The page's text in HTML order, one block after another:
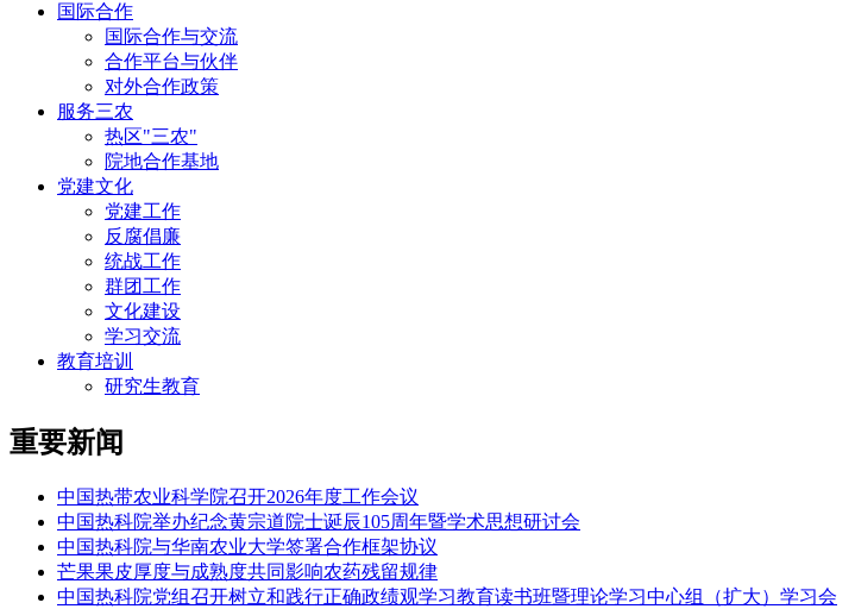
国际合作
国际合作与交流
合作平台与伙伴
对外合作政策
服务三农
热区"三农"
院地合作基地
党建文化
党建工作
反腐倡廉
统战工作
群团工作
文化建设
学习交流
教育培训
研究生教育
重要新闻
中国热带农业科学院召开2026年度工作会议
中国热科院举办纪念黄宗道院士诞辰105周年暨学术思想研讨会
中国热科院与华南农业大学签署合作框架协议
芒果果皮厚度与成熟度共同影响农药残留规律
中国热科院党组召开树立和践行正确政绩观学习教育读书班暨理论学习中心组（扩大）学习会